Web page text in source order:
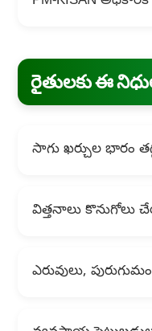
రైతులకు ఈ
సాగు ఖర్చుల భారం
విత్తనాలు కొనుగోలు
ఎరువులు,